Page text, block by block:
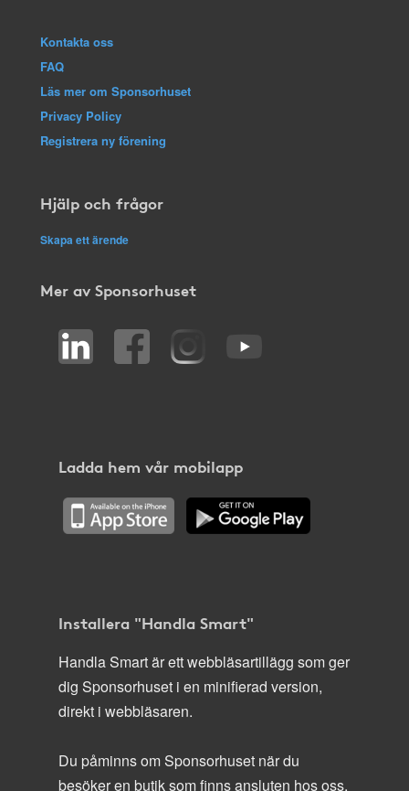
Kontakta oss
FAQ
Läs mer om Sponsorhuset
Privacy Policy
Registrera ny förening
Hjälp och frågor
Skapa ett ärende
Mer av Sponsorhuset
Ladda hem vår mobilapp
Installera "Handla Smart"
Handla Smart är ett webbläsartillägg som ger
dig Sponsorhuset i en minifierad version,
direkt i webbläsaren.
Du påminns om Sponsorhuset när du
besöker en butik som finns ansluten hos oss.